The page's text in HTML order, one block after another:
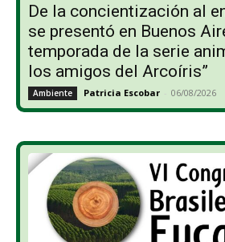
De la concientización al
se presentó en Buenos
temporada de la serie
los amigos del Arcoíris”
Ambiente Patricia Escobar - 06/08/2026